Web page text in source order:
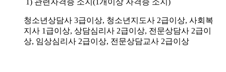
1) 관련자격증 소지(1개이상 자격증 소지)
청소년상담사 3급이상, 청소년지도사 2급이상, 사회복
지사 1급이상, 상담심리사 2급이상, 전문상담사 2급이
상, 임상심리사 2급이상, 전문상담교사 2급이상